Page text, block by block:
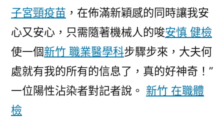
子宮頸疫苗 ，在佈滿新穎感的同時讓我安
心又安心，只需隨著機械人的唆安慎 健檢
使一個新竹 職業醫學科步驟步來，大夫何
處就有我的所有的信息了，真的好神奇！”
一位陽性沾染者對記者說。 新竹 在職體
檢